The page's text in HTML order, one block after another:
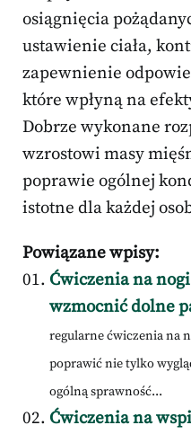
osiągnięcia
ustawienie ciała,
zapewnienie
które wpłyną na
Dobrze wykonane
wzrostowi masy
poprawie ogólnej
istotne dla każdej
Powiązane wpisy:
Ćwiczenia na
wzmocnić dolne
regularne ćwiczenia na
poprawić nie tylko
ogólną sprawność...
Ćwiczenia na